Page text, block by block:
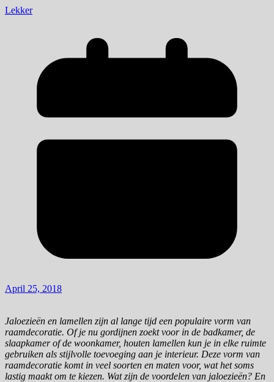
Lekker
April 25, 2018
Jaloezieën en lamellen zijn al lange tijd een populaire vorm van
raamdecoratie. Of je nu gordijnen zoekt voor in de badkamer, de
slaapkamer of de woonkamer, houten lamellen kun je in elke ruimte
gebruiken als stijlvolle toevoeging aan je interieur. Deze vorm van
raamdecoratie komt in veel soorten en maten voor, wat het soms
lastig maakt om te kiezen. Wat zijn de voordelen van jaloezieën? En